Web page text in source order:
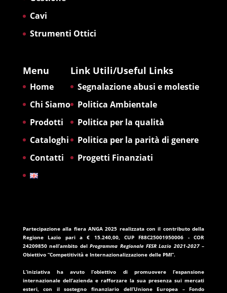
Cavi
Strumenti Ottici
Menu
Home
Chi Siamo
Prodotti
Cataloghi
Contatti
Link Utili/Useful Links
Segnalazione abusi e molestie
Politica Ambientale
Politica per la qualità
Politica per la parità di genere
Progetti Finanziati
Partecipazione alla fiera ANGA 2025 realizzata con il contributo della
Regione Lazio pari a€ 15.240,00, CUPF88C25001950006 - COR
24209850nell’ambito delProgramma Regionale FESR Lazio 2021-2027–
Obiettivo “Competitività e Internazionalizzazione delle PMI”.
L’iniziativa ha avuto l’obiettivo di promuovere l’espansione
internazionale dell’azienda e rafforzare la sua presenza sui mercati
esteri, con il sostegno finanziario dell’Unione Europea – Fondo